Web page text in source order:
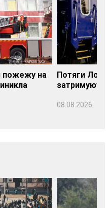
пожежу на
Потяги
08.08.2026